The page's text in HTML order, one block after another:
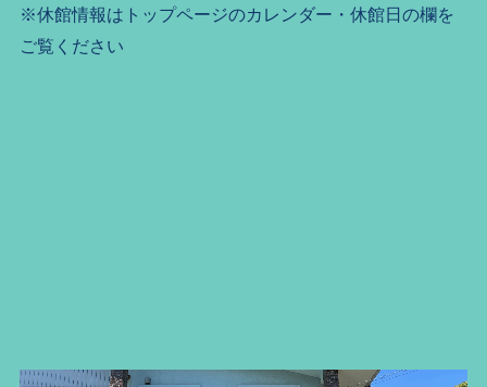
※休館情報はトップページのカレンダー・休館日の欄を
ご覧ください